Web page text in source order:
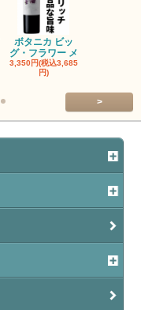
ボタニカ ビッ
グ・フラワー メ
3,350円(税込3,685
円)
>